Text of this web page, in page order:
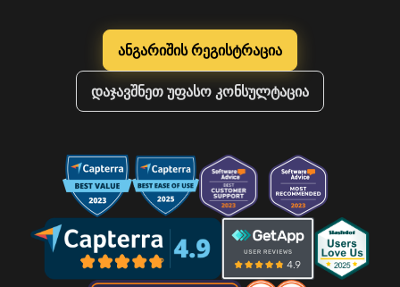
ანგარიშის რეგისტრაცია
დაჯავშნეთ უფასო კონსულტაცია